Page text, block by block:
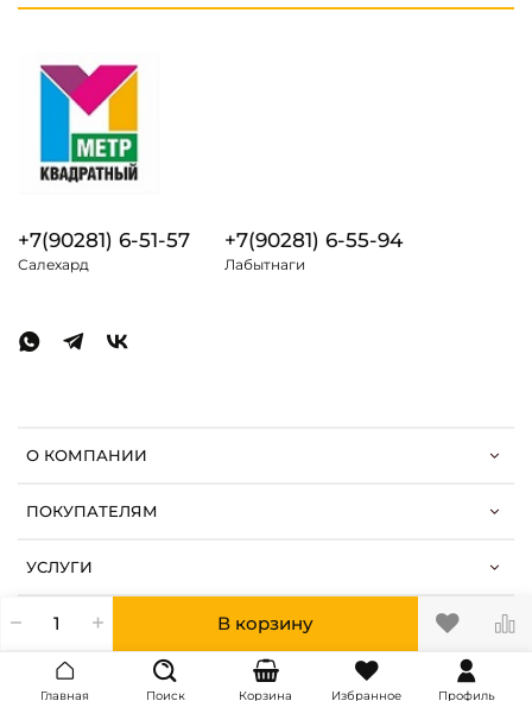
В корзину
О КОМПАНИИ
ПОКУПАТЕЛЯМ
УСЛУГИ
+7(90281) 6-51-57
Салехард
+7(90281) 6-55-94
Лабытнаги
Главная Поиск Корзина Избранное Профиль